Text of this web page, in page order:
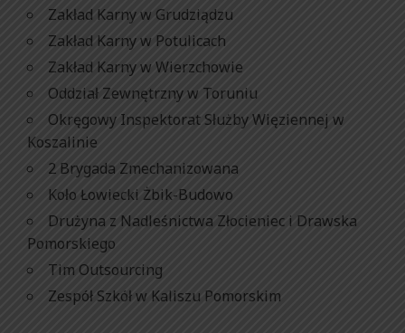
Zakład Karny w Grudziądzu
Zakład Karny w Potulicach
Zakład Karny w Wierzchowie
Oddział Zewnętrzny w Toruniu
Okręgowy Inspektorat Służby Więziennej w
Koszalinie
2 Brygada Zmechanizowana
Koło Łowiecki Żbik-Budowo
Drużyna z Nadleśnictwa Złocieniec i Drawska
Pomorskiego
Tim Outsourcing
Zespół Szkół w Kaliszu Pomorskim